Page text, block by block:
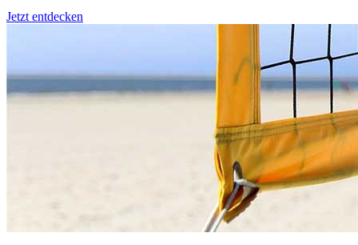
Jetzt entdecken